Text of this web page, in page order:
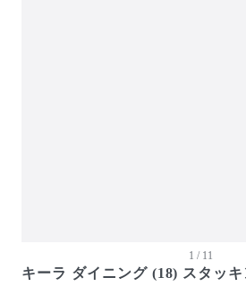
1 / 11
キーラ ダイニング (18) スタッ